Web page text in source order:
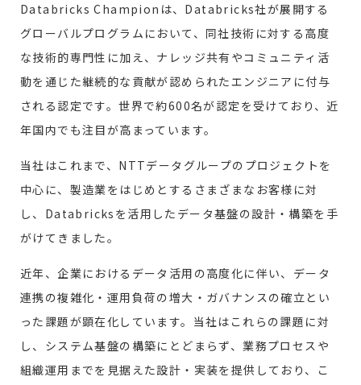
Databricks Championは、Databricks社が展開する
グローバルプログラムにおいて、同社技術に対する高度
な技術的専門性に加え、ナレッジ共有やコミュニティ活
動を通じた継続的な貢献が認められたエンジニアに付与
される認定です。世界で約600名が認定を受けており、近
年国内でも注目が高まっています。
当社はこれまで、NTTデータグループのプロジェクトを
中心に、製造業をはじめとするさまざまなお客様に対
し、Databricksを活用したデータ基盤の設計・構築を手
がけてきました。
近年、企業におけるデータ活用の高度化に伴い、データ
連携の複雑化・運用負荷の増大・ガバナンスの確立とい
った課題が顕在化しています。当社はこれらの課題に対
し、システム基盤の構築にとどまらず、業務プロセスや
組織運用までを見据えた設計・実装を提供しており、こ